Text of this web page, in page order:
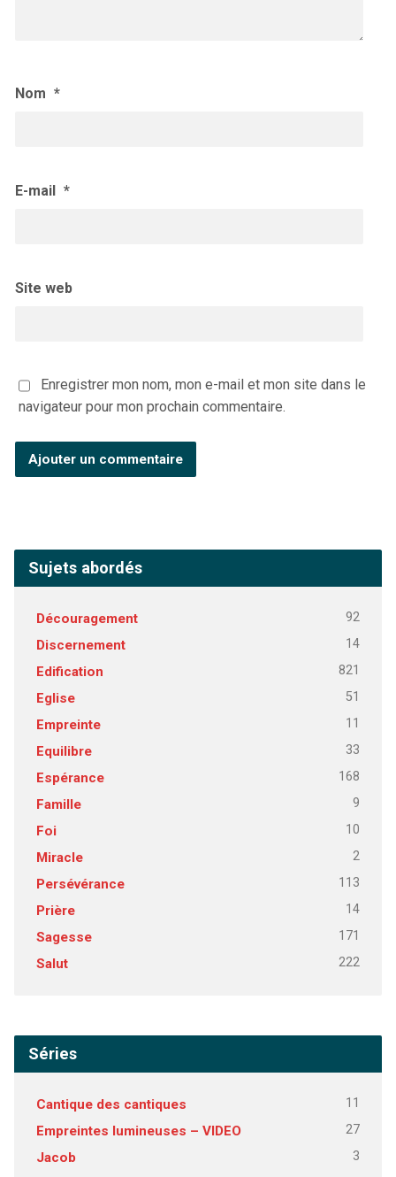
Nom *
E-mail *
Site web
Enregistrer mon nom, mon e-mail et mon site dans le
navigateur pour mon prochain commentaire.
Sujets abordés
Découragement 92
Discernement 14
Edification 821
Eglise 51
Empreinte 11
Equilibre 33
Espérance 168
Famille 9
Foi 10
Miracle 2
Persévérance 113
Prière 14
Sagesse 171
Salut 222
Séries
Cantique des cantiques 11
Empreintes lumineuses – VIDEO 27
Jacob 3